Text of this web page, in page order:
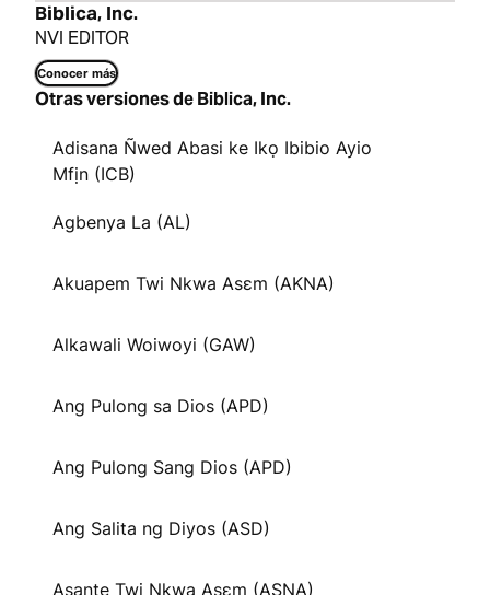
Biblica, Inc.
NVI EDITOR
Conocer más
Otras versiones de Biblica, Inc.
Adisana Ñwed Abasi ke Ikọ Ibibio Ayio
Mfịn (ICB)
Agbenya La (AL)
Akuapem Twi Nkwa Asɛm (AKNA)
Alkawali Woiwoyi (GAW)
Ang Pulong sa Dios (APD)
Ang Pulong Sang Dios (APD)
Ang Salita ng Diyos (ASD)
Asante Twi Nkwa Asɛm (ASNA)